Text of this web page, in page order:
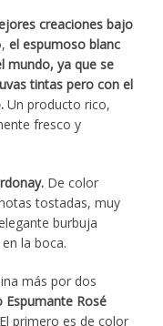
creaciones bajo
el espumoso blanc
mundo, ya que se
tintas pero con el
Un producto rico,
fresco y
De color
tostadas, muy
burbuja
la boca.
más por dos
Espumante Rosé
El primero es de color